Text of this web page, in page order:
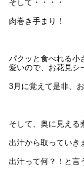
そして・・・・
肉巻き手まり！
パクッと食べれる小
愛いので、お花見シ
3月に覚えて是非、
そして、奥に見える
出汁から取っていき
出汁って何？！と言